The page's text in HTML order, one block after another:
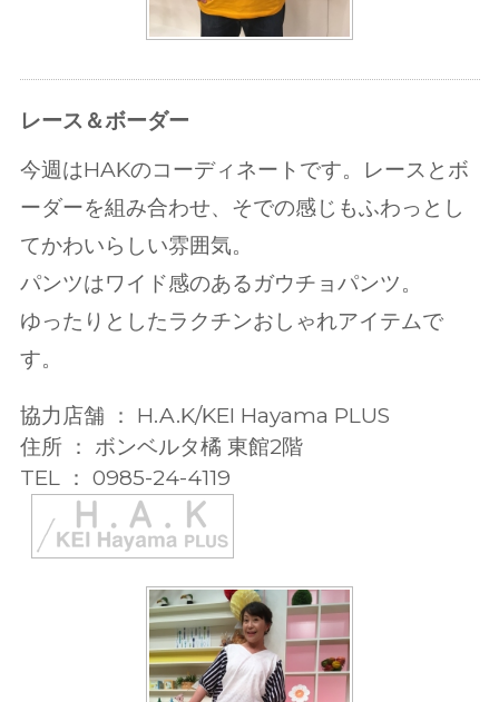
レース＆ボーダー
今週はHAKのコーディネートです。レースとボ
ーダーを組み合わせ、そでの感じもふわっとし
てかわいらしい雰囲気。
パンツはワイド感のあるガウチョパンツ。
ゆったりとしたラクチンおしゃれアイテムで
す。
協力店舗 ： H.A.K/KEI Hayama PLUS
住所 ： ボンベルタ橘 東館2階
TEL ： 0985-24-4119